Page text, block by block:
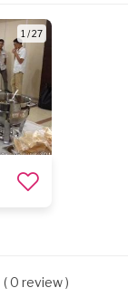
1 / 27
( 0 review )